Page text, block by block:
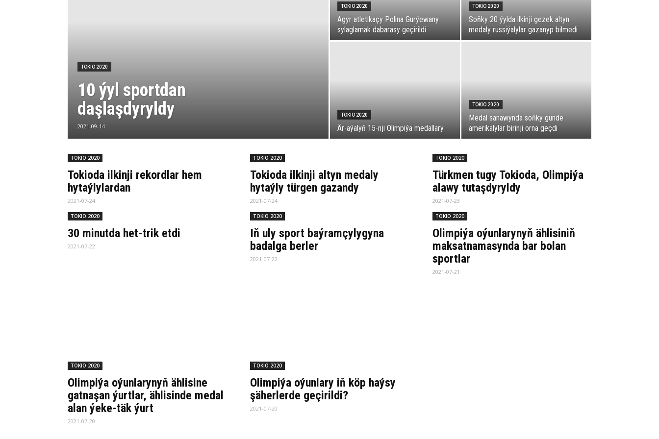
TOKIO 2020
10 ýyl sportdan
daşlaşdyryldy
2021-09-14
TOKIO 2020
Agyr atletikaçy Polina Gurýewany
sylaglamak dabarasy geçirildi
TOKIO 2020
Soňky 20 ýylda ilkinji gezek altyn
medaly russiýalylar gazanyp bilmedi
TOKIO 2020
Är-aýalyň 15-nji Olimpiýa medallary
TOKIO 2020
Medal sanawynda soňky günde
amerikalylar birinji orna geçdi
TOKIO 2020
Tokioda ilkinji rekordlar hem
hytaýlylardan
2021-07-24
TOKIO 2020
Tokioda ilkinji altyn medaly
hytaýly türgen gazandy
2021-07-24
TOKIO 2020
Türkmen tugy Tokioda, Olimpiýa
alawy tutaşdyryldy
2021-07-23
TOKIO 2020
30 minutda het-trik etdi
2021-07-22
TOKIO 2020
Iň uly sport baýramçylygyna
badalga berler
2021-07-22
TOKIO 2020
Olimpiýa oýunlarynyň ählisiniň
maksatnamasynda bar bolan
sportlar
2021-07-21
1 2 3